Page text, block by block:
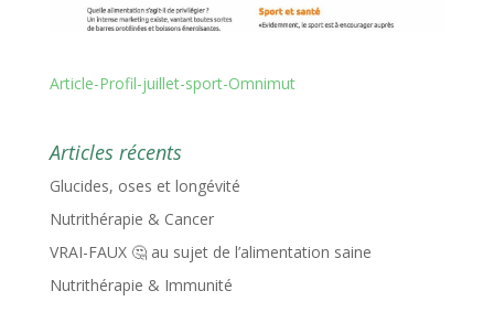
Article-Profil-juillet-sport-Omnimut
Articles récents
Glucides, oses et longévité
Nutrithérapie & Cancer
VRAI-FAUX 🤔 au sujet de l’alimentation saine
Nutrithérapie & Immunité